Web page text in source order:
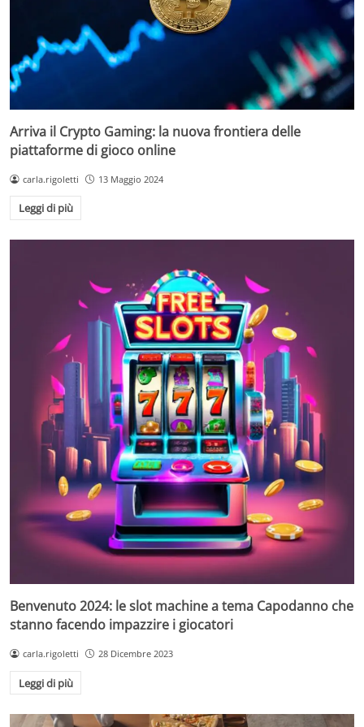
Arriva il Crypto Gaming: la nuova frontiera delle
piattaforme di gioco online
carla.rigoletti 13 Maggio 2024
Leggi di più
Benvenuto 2024: le slot machine a tema Capodanno che
stanno facendo impazzire i giocatori
carla.rigoletti 28 Dicembre 2023
Leggi di più